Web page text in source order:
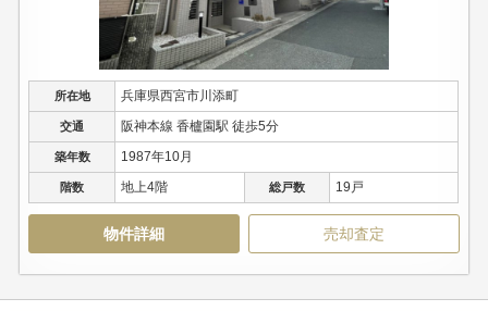
所在地 兵庫県西宮市川添町
交通 阪神本線 香櫨園駅 徒歩5分
築年数 1987年10月
階数 地上4階 総戸数 19戸
物件詳細 売却査定